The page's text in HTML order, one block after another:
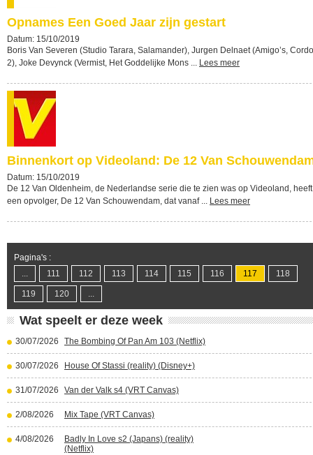
Opnames Een Goed Jaar zijn gestart
Datum: 15/10/2019
Boris Van Severen (Studio Tarara, Salamander), Jurgen Delnaet (Amigo’s,
2), Joke Devynck (Vermist, Het Goddelijke Mons ... Lees meer
Binnenkort op Videoland: De 12 Van
Datum: 15/10/2019
De 12 Van Oldenheim, de Nederlandse serie die te zien was op Videoland, heeft
een opvolger, De 12 Van Schouwendam, dat vanaf ... Lees meer
Pagina's :
...
111 112 113 114 115 116 117 118
119 120 ...
Wat speelt er deze week
30/07/2026 The Bombing Of Pan Am 103 (Netflix)
30/07/2026 House Of Stassi (reality) (Disney+)
31/07/2026 Van der Valk s4 (VRT Canvas)
2/08/2026 Mix Tape (VRT Canvas)
4/08/2026
Badly In Love s2 (Japans) (reality)
(Netflix)